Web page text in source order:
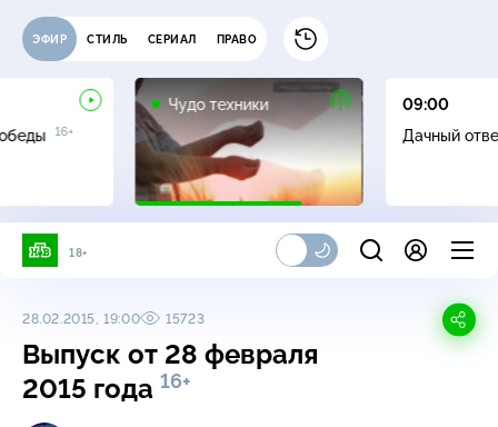
ЭФИР СТИЛЬ СЕРИАЛ ПРАВО
16+
Чудо техники
09:00
Дачный
18+
28.02.2015, 19:00 15723
Выпуск от 28 февраля
2015 года 16+